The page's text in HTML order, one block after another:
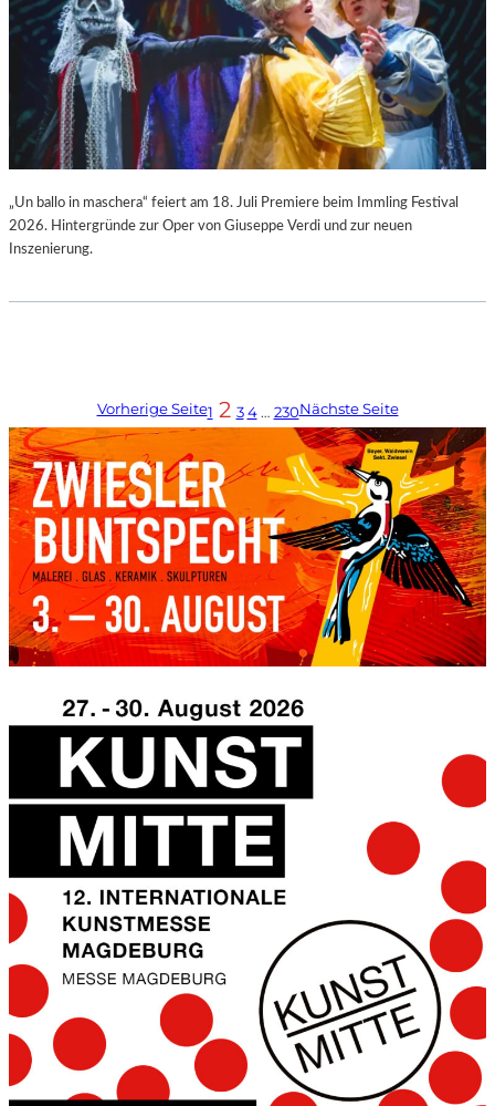
„Un ballo in maschera“ feiert am 18. Juli Premiere beim Immling Festival
2026. Hintergründe zur Oper von Giuseppe Verdi und zur neuen
Inszenierung.
Vorherige Seite1 2 3 4 … 230Nächste Seite